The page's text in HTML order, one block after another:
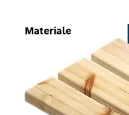
Materiale